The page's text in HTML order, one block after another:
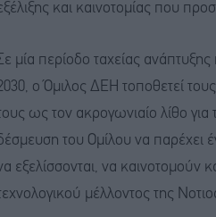
και καινοτομίας που
μία περίοδο ταχείας
ο Όμιλος ΔΕΗ τοποθετεί
ως τον ακρογωνιαίο λίθο
του Ομίλου να παρέχει
εξελίσσονται, να καινοτομούν
μέλλοντος της